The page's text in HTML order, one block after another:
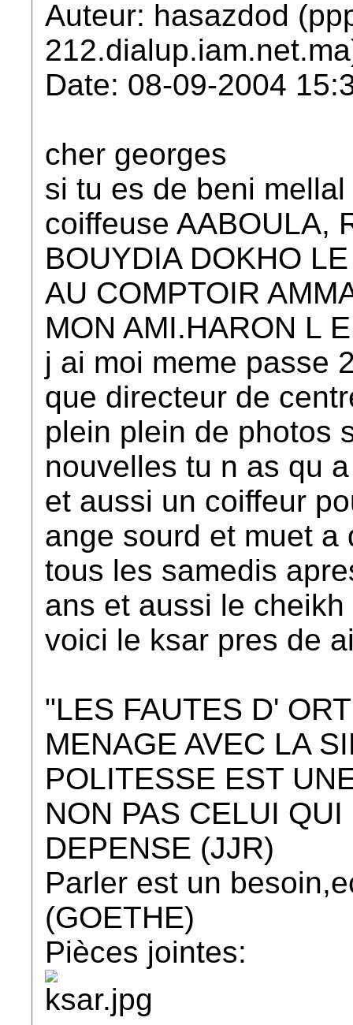
Auteur: hasazdod
Date: 08-09-2004
cher georges
si tu es de beni
coiffeuse AABOULA,
BOUYDIA DOKHO
AU COMPTOIR
MON AMI.HARON L
j ai moi meme passe
que directeur de
plein plein de photos
nouvelles tu n as qu
et aussi un coiffeur
ange sourd et muet a
tous les samedis
ans et aussi le cheikh
voici le ksar pres de
"LES FAUTES D'
MENAGE AVEC LA
POLITESSE EST
NON PAS CELUI
DEPENSE (JJR)
Parler est un
(GOETHE)
Pièces jointes: